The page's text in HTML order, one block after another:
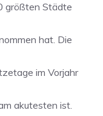
größten Städte
hat. Die
im Vorjahr
akutesten ist.